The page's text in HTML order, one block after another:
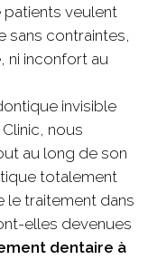
patients veulent
sans contraintes,
ni inconfort au
invisible
nous
au long de son
totalement
le traitement dans
elles devenues
dentaire à